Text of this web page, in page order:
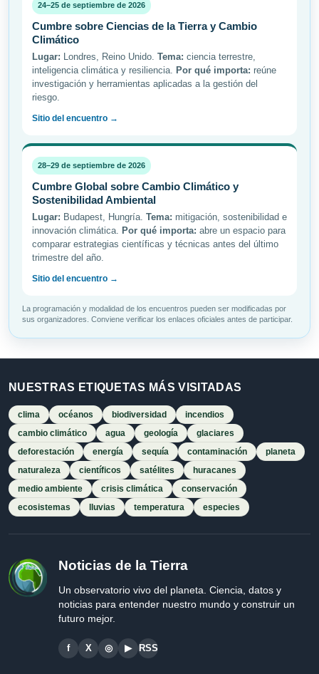
24–25 de septiembre de 2026
Cumbre sobre Ciencias de la Tierra y Cambio
Climático
Lugar: Londres, Reino Unido. Tema: ciencia terrestre,
inteligencia climática y resiliencia. Por qué importa: reúne
investigación y herramientas aplicadas a la gestión del
riesgo.
Sitio del encuentro →
28–29 de septiembre de 2026
Cumbre Global sobre Cambio Climático y
Sostenibilidad Ambiental
Lugar: Budapest, Hungría. Tema: mitigación, sostenibilidad e
innovación climática. Por qué importa: abre un espacio para
comparar estrategias científicas y técnicas antes del último
trimestre del año.
Sitio del encuentro →
La programación y modalidad de los encuentros pueden ser modificadas por
sus organizadores. Conviene verificar los enlaces oficiales antes de participar.
NUESTRAS ETIQUETAS MÁS VISITADAS
clima océanos biodiversidad
incendios
cambio climático
agua geología
glaciares
deforestación
energía sequía contaminación
planeta
naturaleza
científicos satélites
huracanes
medio ambiente
crisis climática
conservación
ecosistemas
lluvias temperatura especies
Noticias de la Tierra
Un observatorio vivo del planeta. Ciencia, datos y
noticias para entender nuestro mundo y construir un
futuro mejor.
f X ◎ ▶ RSS